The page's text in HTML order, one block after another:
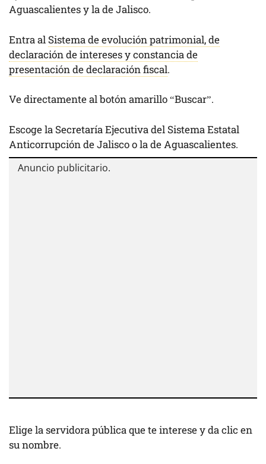
Aguascalientes y la de Jalisco.
Entra al Sistema de evolución patrimonial, de
declaración de intereses y constancia de
presentación de declaración fiscal.
Ve directamente al botón amarillo “Buscar”.
Escoge la Secretaría Ejecutiva del Sistema Estatal
Anticorrupción de Jalisco o la de Aguascalientes.
Elige la servidora pública que te interese y da clic en
su nombre.